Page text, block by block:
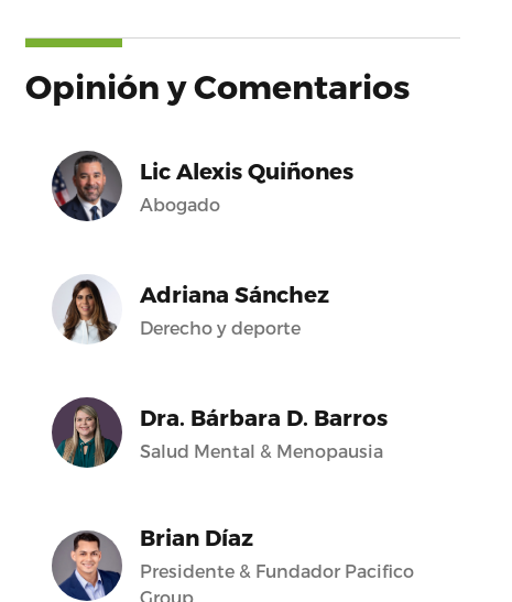
Opinión y Comentarios
Lic Alexis Quiñones
Abogado
Adriana Sánchez
Derecho y deporte
Dra. Bárbara D. Barros
Salud Mental & Menopausia
Brian Díaz
Presidente & Fundador Pacifico
Group